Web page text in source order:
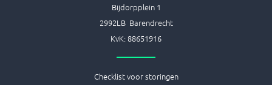
Bijdorpplein 1
2992LB Barendrecht
KvK: 88651916
Checklist voor storingen